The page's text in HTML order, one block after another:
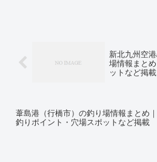
新北九州空
場情報まと
ットなど掲載
葦島港（行橋市）の釣り場情報まとめ｜
釣りポイント・穴場スポットなど掲載